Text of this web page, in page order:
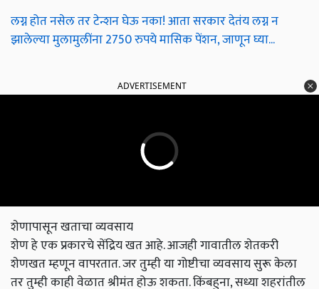
लग्न होत नसेल तर टेन्शन घेऊ नका! आता सरकार देतंय लग्न न
झालेल्या मुलामुलींना 2750 रुपये मासिक पेंशन, जाणून घ्या...
ADVERTISEMENT
शेणापासून खताचा व्यवसाय
शेण हे एक प्रकारचे सेंद्रिय खत आहे. आजही गावातील शेतकरी
शेणखत म्हणून वापरतात. जर तुम्ही या गोष्टीचा व्यवसाय सुरू केला
तर तुम्ही काही वेळात श्रीमंत होऊ शकता. किंबहुना, सध्या शहरांतील